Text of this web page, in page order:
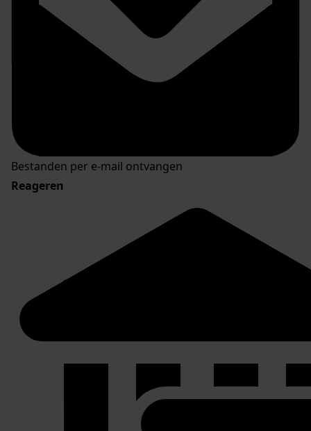
Bestanden per e-mail ontvangen
Reageren